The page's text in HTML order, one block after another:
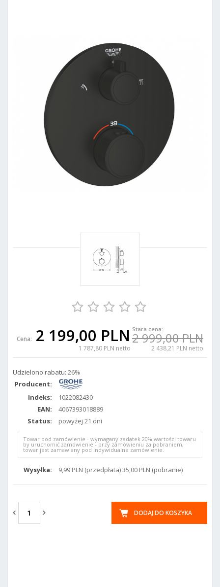
Cena: 2 199,00 PLN
1 787,80 PLN netto
Stara cena:
2 999,00 PLN
2 438,21 PLN netto
Udzielono rabatu: 26%
Producent:
Indeks:
1022082430
EAN:
4067393018889
Status:
powyżej 21 dni
Towar pod zamówienie - wymagany zadatek 20% wartości towaru
by uruchomić zamówienie - przy zamówieniu za pobraniem,
towar jest zamawiany pod indywidualne zamówienie.
Wysyłka: 9,99 PLN (przedpłata) 35,00 PLN (pobranie)
DODAJ DO KOSZYKA